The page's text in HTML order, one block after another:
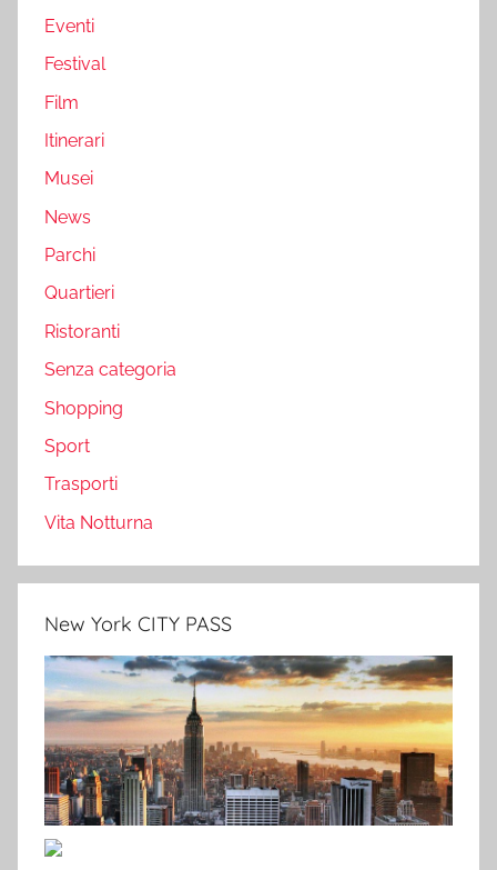
Eventi
Festival
Film
Itinerari
Musei
News
Parchi
Quartieri
Ristoranti
Senza categoria
Shopping
Sport
Trasporti
Vita Notturna
New York CITY PASS